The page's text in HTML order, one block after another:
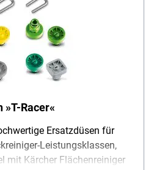
»T-Racer«
Ersatzdüsen für
Leistungsklassen,
mit Kärcher Flächenreiniger